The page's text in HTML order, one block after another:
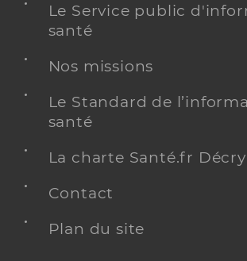
Le Service public
santé
Nos missions
Le Standard de
santé
La charte Santé.fr
Contact
Plan du site